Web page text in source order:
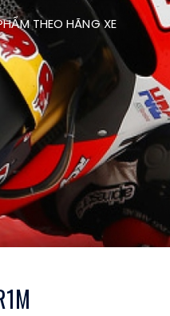
THEO HÃNG XE